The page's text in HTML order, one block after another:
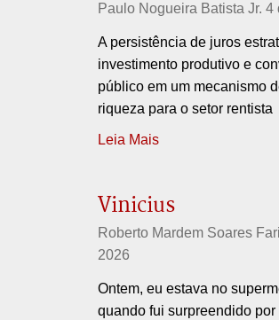
Paulo Nogueira Batista Jr. 4
A persistência de juros
investimento produtivo e
público em um mecanismo
riqueza para o setor rentista
Leia Mais
Vinicius
Roberto Mardem Soares
2026
Ontem, eu estava no
quando fui surpreendido